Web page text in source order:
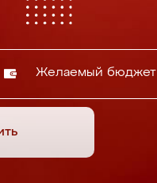
Желаемый бюджет